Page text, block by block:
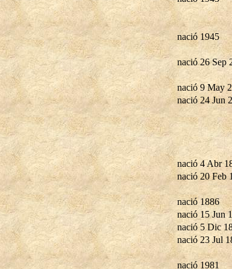
nació 1945
nació 26 Sep
nació 9 May
nació 24 Jun
nació 4 Abr
nació 20 Feb
nació 1886
nació 15 Jun
nació 5 Dic
nació 23 Jul
nació 1981